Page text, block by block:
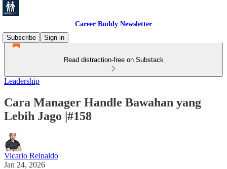
Career Buddy Newsletter
Subscribe
Sign in
Read distraction-free on Substack
Leadership
Cara Manager Handle Bawahan yang
Lebih Jago |#158
Vicario Reinaldo
Jan 24, 2026